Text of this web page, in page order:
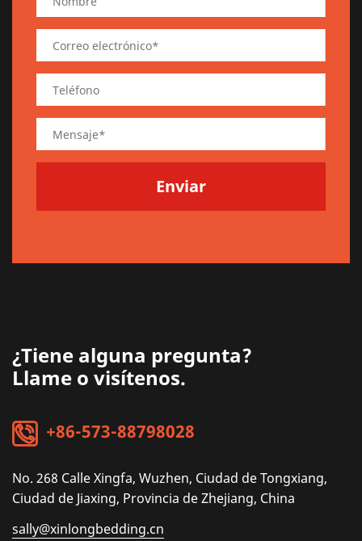
¿Tiene alguna pregunta?
Llame o visítenos.
+86-573-88798028
No. 268 Calle Xingfa, Wuzhen, Ciudad de Tongxiang,
Ciudad de Jiaxing, Provincia de Zhejiang, China
sally@xinlongbedding.cn